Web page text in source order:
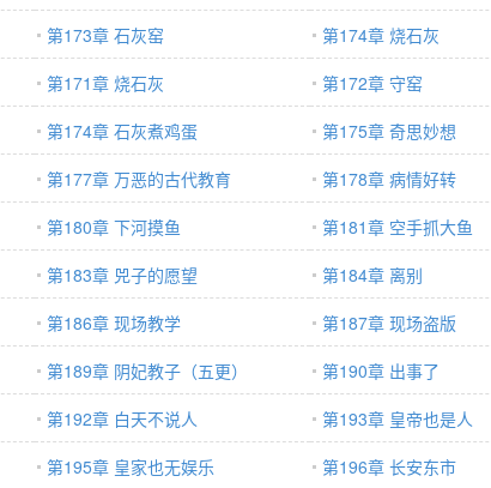
第173章 石灰窑
第174章 烧石灰
第171章 烧石灰
第172章 守窑
第174章 石灰煮鸡蛋
第175章 奇思妙想
第177章 万恶的古代教育
第178章 病情好转
第180章 下河摸鱼
第181章 空手抓大鱼
第183章 兕子的愿望
第184章 离别
第186章 现场教学
第187章 现场盗版
第189章 阴妃教子（五更）
第190章 出事了
第192章 白天不说人
第193章 皇帝也是人
第195章 皇家也无娱乐 第196章 长安东市